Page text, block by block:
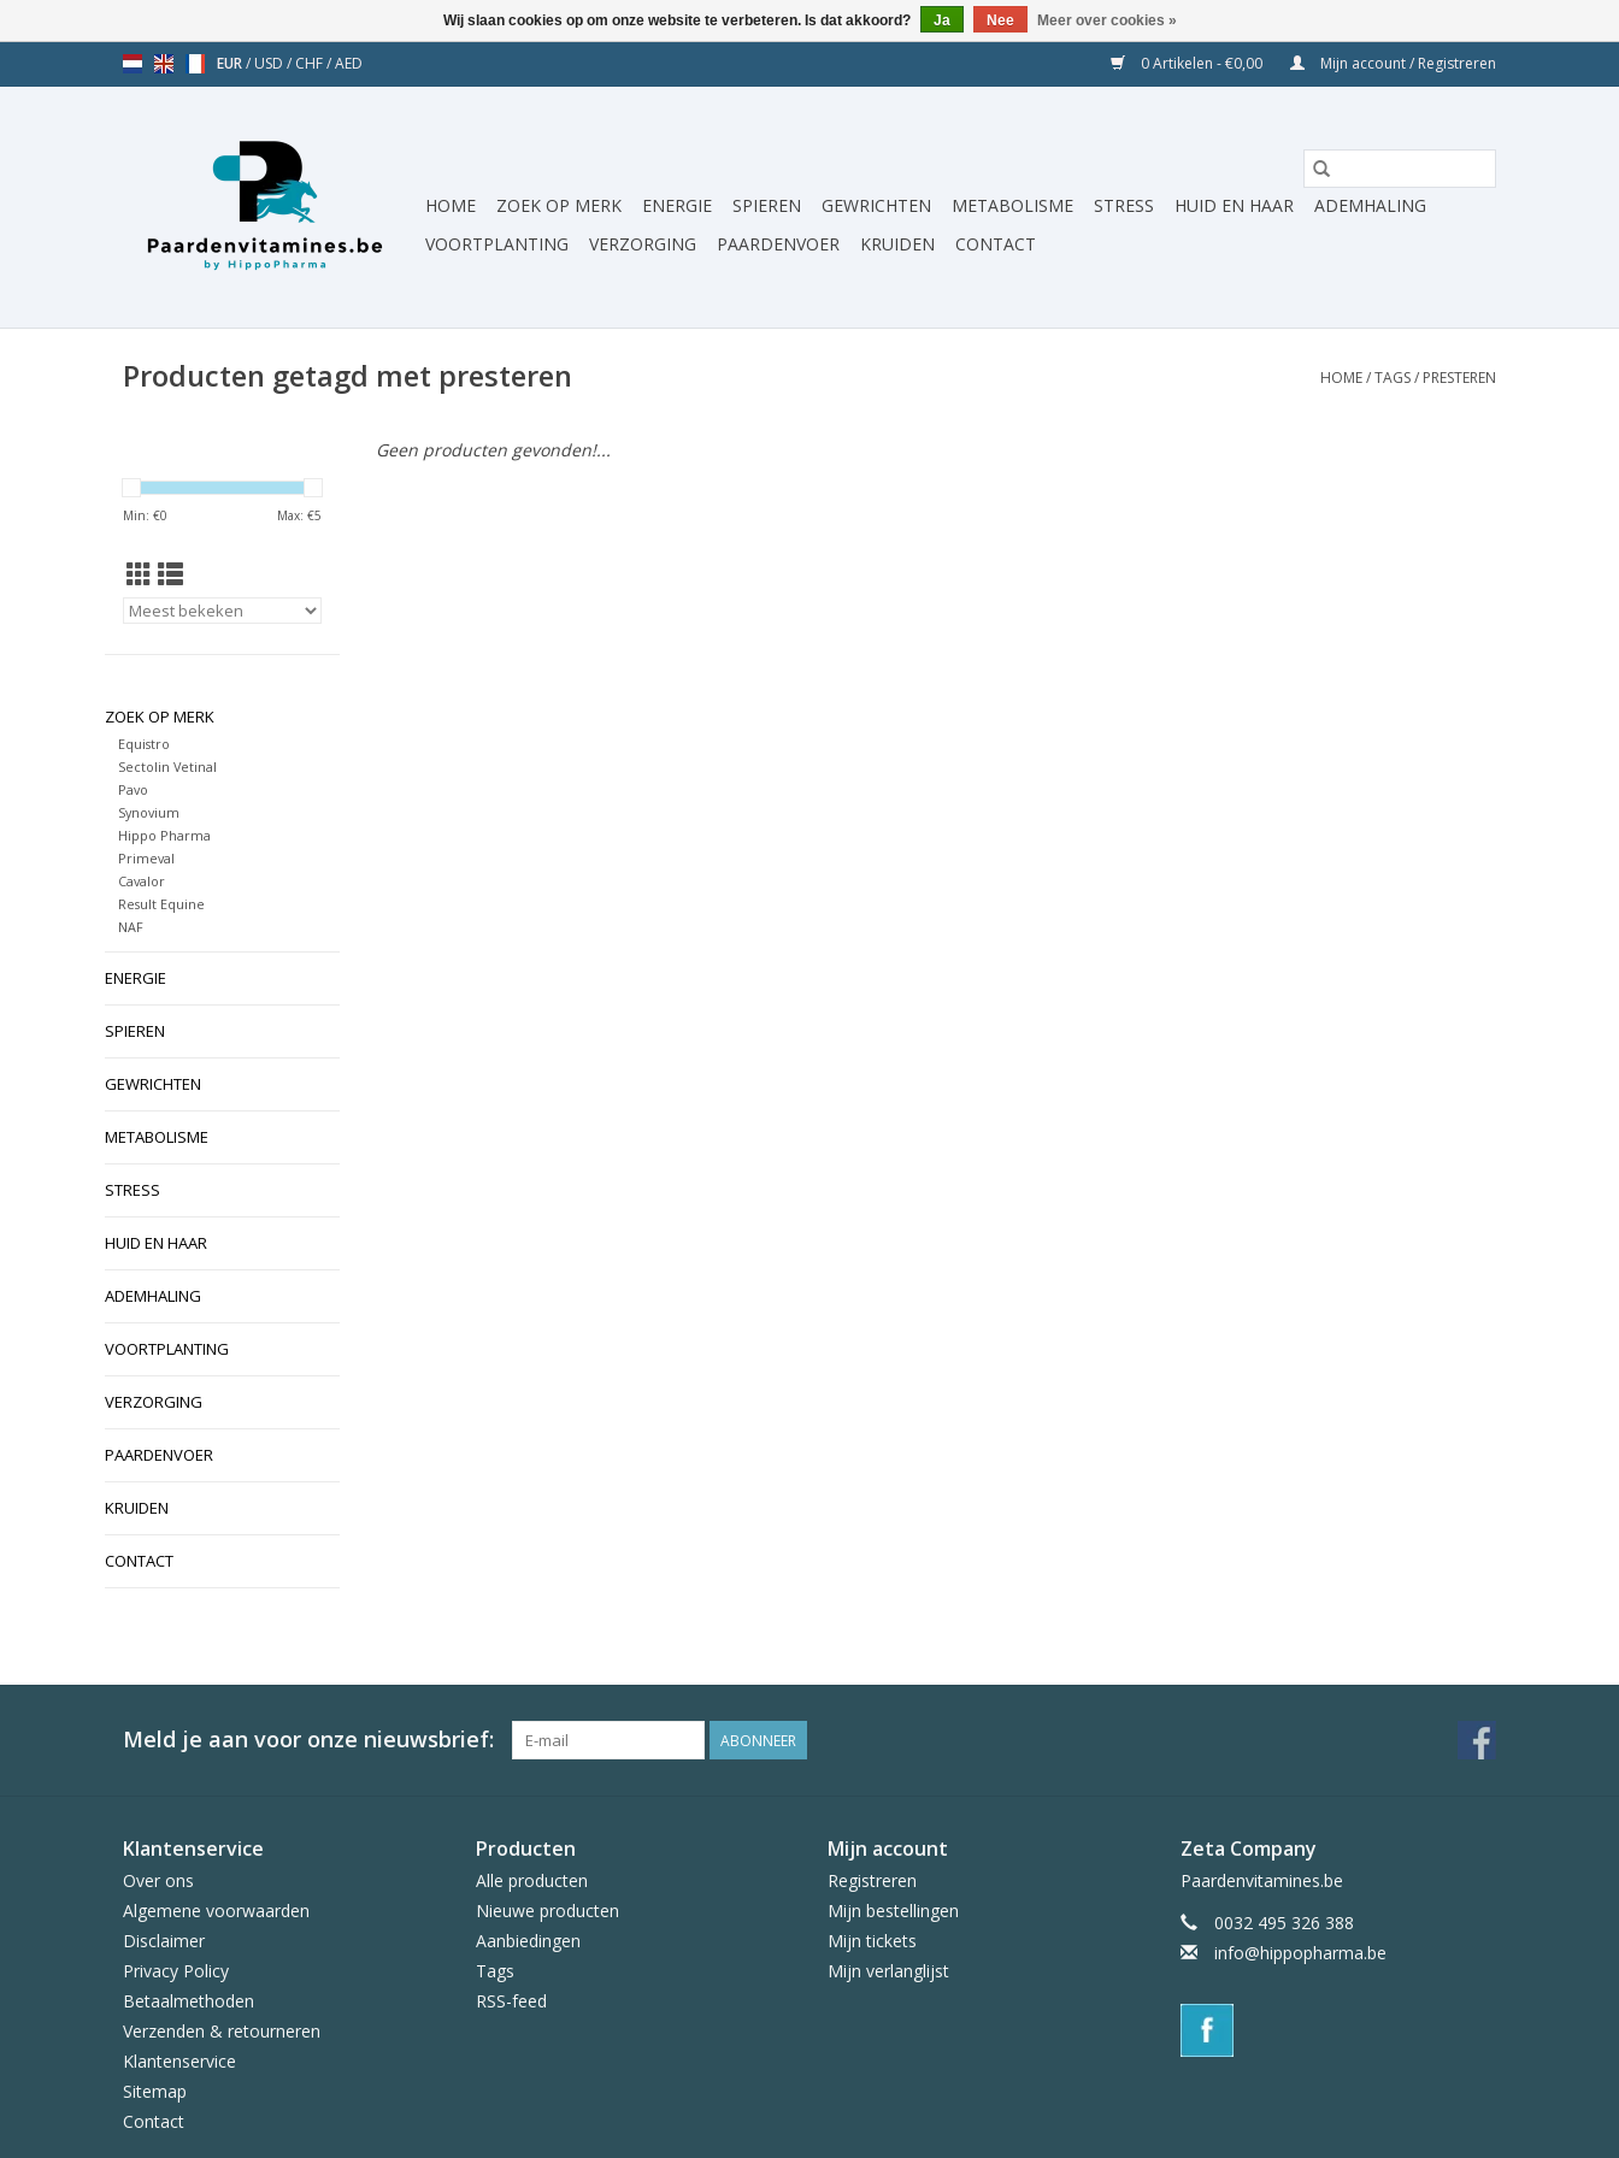
EUR/ USD / CHF/AED 0 Artikelen - €0,00 Mijn account / Registreren
HOME ZOEK OP MERK ENERGIE SPIEREN GEWRICHTEN METABOLISME STRESS HUID EN HAAR
ADEMHALING
VOORTPLANTING
VERZORGING PAARDENVOER KRUIDEN CONTACT
Producten getagd met presteren HOME/TAGS/ PRESTEREN
Min: €0 Max: €5
ZOEK OP MERK
Equistro
Sectolin Vetinal
Pavo
Synovium
Hippo Pharma
Primeval
Cavalor
Result Equine
NAF
ENERGIE
SPIEREN
GEWRICHTEN
METABOLISME
STRESS
HUID EN HAAR
ADEMHALING
VOORTPLANTING
VERZORGING
PAARDENVOER
KRUIDEN
CONTACT
Geen producten gevonden!...
Meld je aan voor onze nieuwsbrief: ABONNEER
Klantenservice
Over ons
Algemene voorwaarden
Disclaimer
Privacy Policy
Betaalmethoden
Verzenden & retourneren
Klantenservice
Sitemap
Contact
Producten
Alle producten
Nieuwe producten
Aanbiedingen
Tags
RSS-feed
Mijn account
Registreren
Mijn bestellingen
Mijn tickets
Mijn verlanglijst
Zeta Company
Paardenvitamines.be
0032 495 326 388
info@hippopharma.be
Wij slaan cookies op om onze website te verbeteren. Is dat akkoord? Ja Nee Meer over cookies »